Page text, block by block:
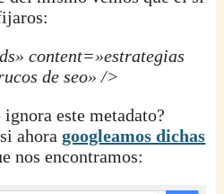
content=»estrategias
de seo» />
este metadato?
ahoragoogleamos dichas
nos encontramos: